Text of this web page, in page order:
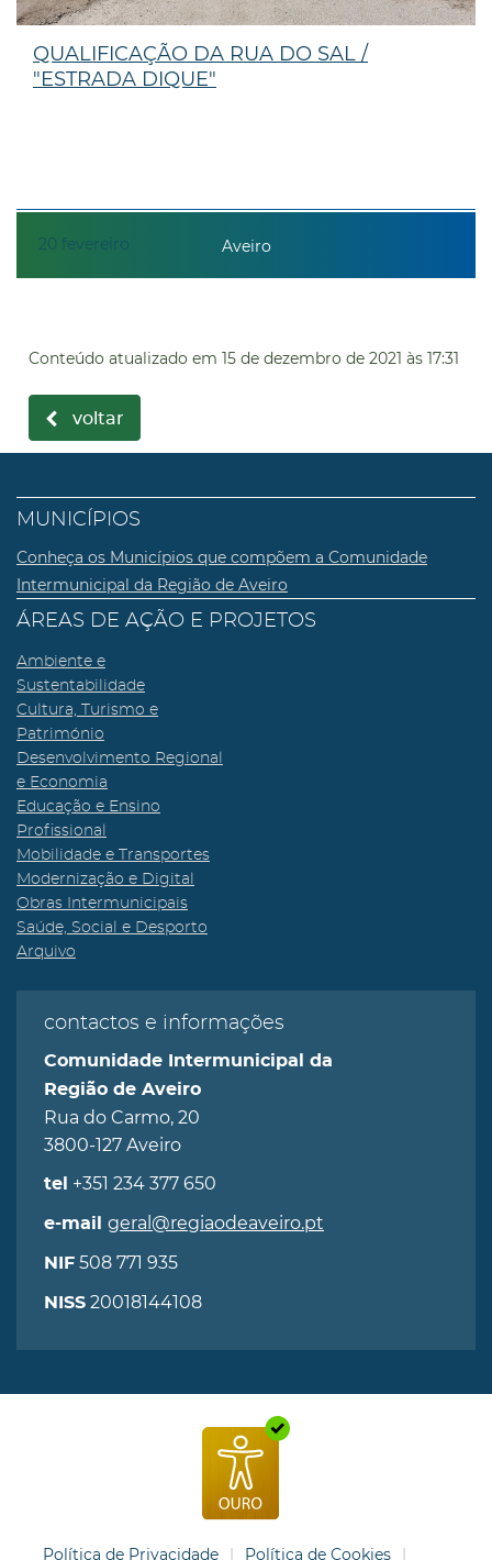
20 fevereiro
QUALIFICAÇÃO DA RUA DO SAL /
"ESTRADA DIQUE"
Aveiro
Conteúdo atualizado em 15 de dezembro de 2021 às 17:31
voltar
MUNICÍPIOS
Conheça os Municípios que compõem a Comunidade
Intermunicipal da Região de Aveiro
ÁREAS DE AÇÃO E PROJETOS
Ambiente e
Sustentabilidade
Cultura, Turismo e
Património
Desenvolvimento Regional
e Economia
Educação e Ensino
Profissional
Mobilidade e Transportes
Modernização e Digital
Obras Intermunicipais
Saúde, Social e Desporto
Arquivo
contactos e informações
Comunidade Intermunicipal da
Região de Aveiro
Rua do Carmo, 20
3800-127 Aveiro
tel +351 234 377 650
e-mail geral@regiaodeaveiro.pt
NIF 508 771 935
NISS 20018144108
Política de Privacidade Política de Cookies